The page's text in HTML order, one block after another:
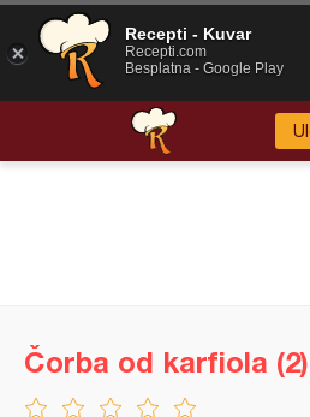
Čorba od karfiola (2)
Recepti - Kuvar
Recepti.com
Besplatna - Google Play